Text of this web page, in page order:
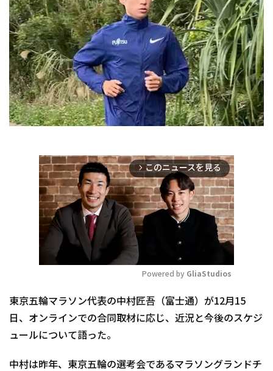
arrow_forward_ios このニュースを見る
Mute
Powered by GliaStudios
東京五輪マラソン代表の中村匠吾（富士通）が12月15
日、オンラインでの合同取材に応じ、近況と今後のスケジ
ュールについて語った。
中村は昨年、東京五輪の選考会であるマラソングランドチ